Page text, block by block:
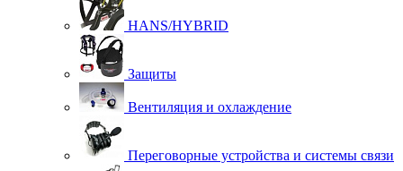
HANS/HYBRID
Защиты
Вентиляция и охлаждение
Переговорные устройства и системы связи